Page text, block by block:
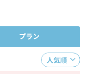
プラン
人気順